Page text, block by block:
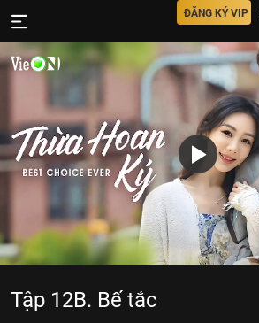
ĐĂNG KÝ VIP
Tập 12B. Bế tắc